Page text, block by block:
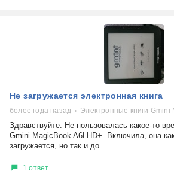
Не загружается электронная книга
более года назад Электронные книги Gmini
Здравствуйте. Не пользовалась какое-то
Gmini MagicBook A6LHD+. Включила, она
загружается, но так и до...
1 ответ